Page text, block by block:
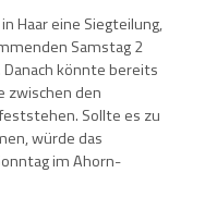
Haar eine Siegteilung,
Samstag 2
Danach könnte bereits
zwischen den
Sollte es zu
würde das
im Ahorn-